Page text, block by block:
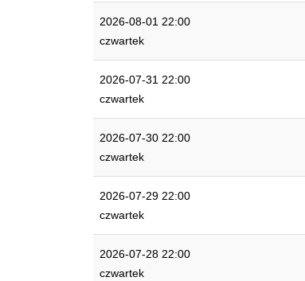
2026-08-01 22:00
czwartek
2026-07-31 22:00
czwartek
2026-07-30 22:00
czwartek
2026-07-29 22:00
czwartek
2026-07-28 22:00
czwartek